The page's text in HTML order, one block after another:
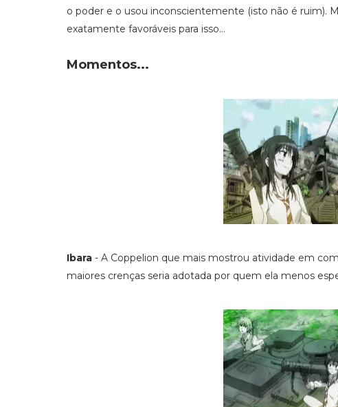
o poder e o usou inconscientemente (isto não é ruim).
exatamente favoráveis para isso...
Momentos...
Ibara - A Coppelion que mais mostrou atividade em
maiores crenças seria adotada por quem ela menos